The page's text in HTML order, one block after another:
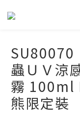
SU80070
蟲ＵＶ涼
霧 100ml
熊限定裝